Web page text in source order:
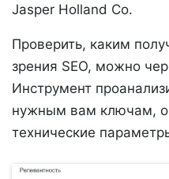
Jasper Holland Co.
Проверить, каким
зрения SEO, можно
Инструмент
нужным вам ключам,
технические